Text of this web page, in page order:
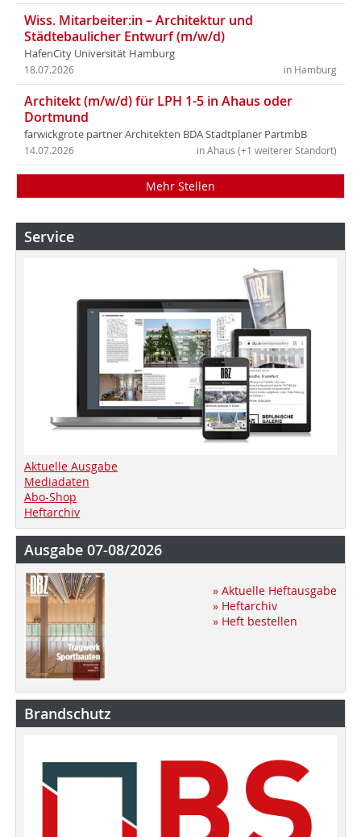
Wiss. Mitarbeiter:in – Architektur und
Städtebaulicher Entwurf (m/w/d)
HafenCity Universität Hamburg
in Hamburg
18.07.2026
Architekt (m/w/d) für LPH 1-5 in Ahaus oder
Dortmund
farwickgrote partner Architekten BDA Stadtplaner PartmbB
in Ahaus (+1 weiterer Standort)
14.07.2026
Mehr Stellen
Service
Aktuelle Ausgabe
Mediadaten
Abo-Shop
Heftarchiv
Ausgabe 07-08/2026
» Aktuelle Heftausgabe
» Heftarchiv
» Heft bestellen
Brandschutz